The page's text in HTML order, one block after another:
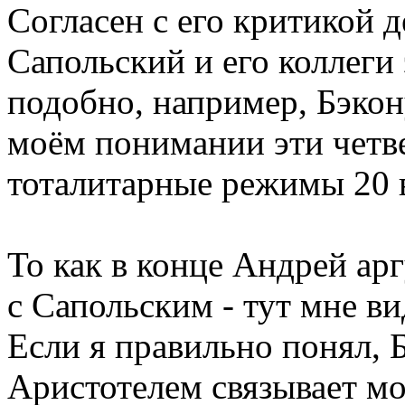
Согласен с его критикой
Сапольский и его
подобно, например,
моём понимании эти
тоталитарные режимы 20
То как в конце Андрей
с Сапольским - тут мне
Если я правильно понял,
Аристотелем связывает